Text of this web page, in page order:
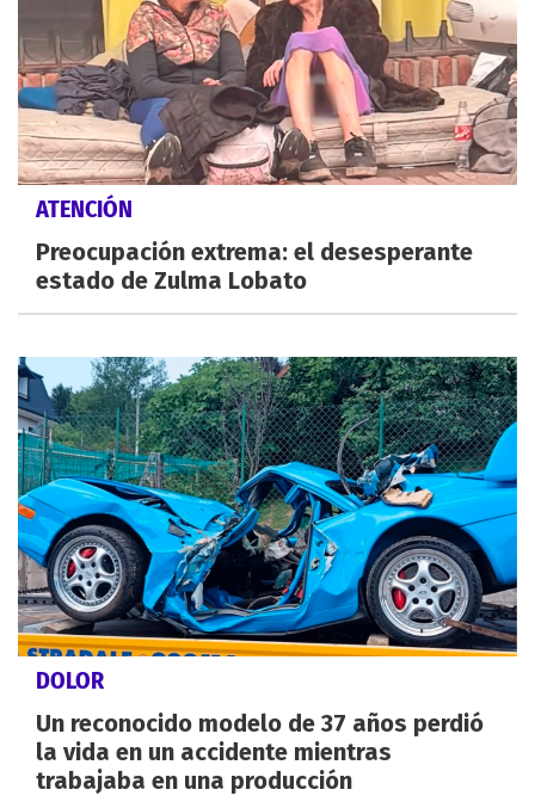
ATENCIÓN
Preocupación extrema: el desesperante
estado de Zulma Lobato
DOLOR
Un reconocido modelo de 37 años perdió
la vida en un accidente mientras
trabajaba en una producción